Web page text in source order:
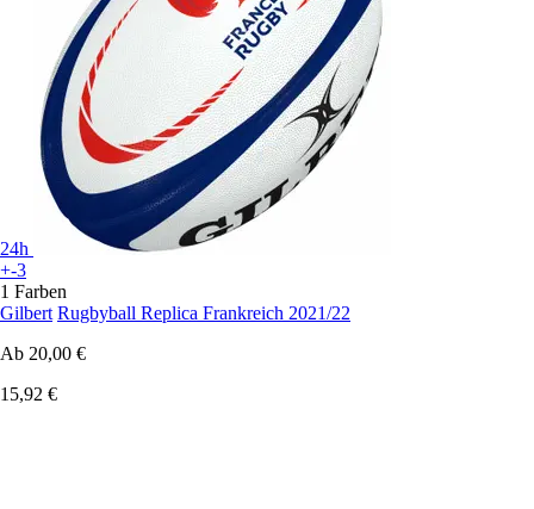
24h
+-3
1 Farben
Gilbert Rugbyball Replica Frankreich 2021/22
Ab 20,00 €
15,92 €